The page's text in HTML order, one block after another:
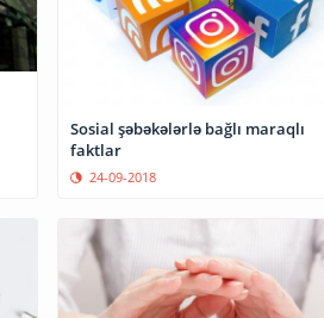
Sosial şəbəkələrlə bağlı maraqlı
faktlar
24-09-2018